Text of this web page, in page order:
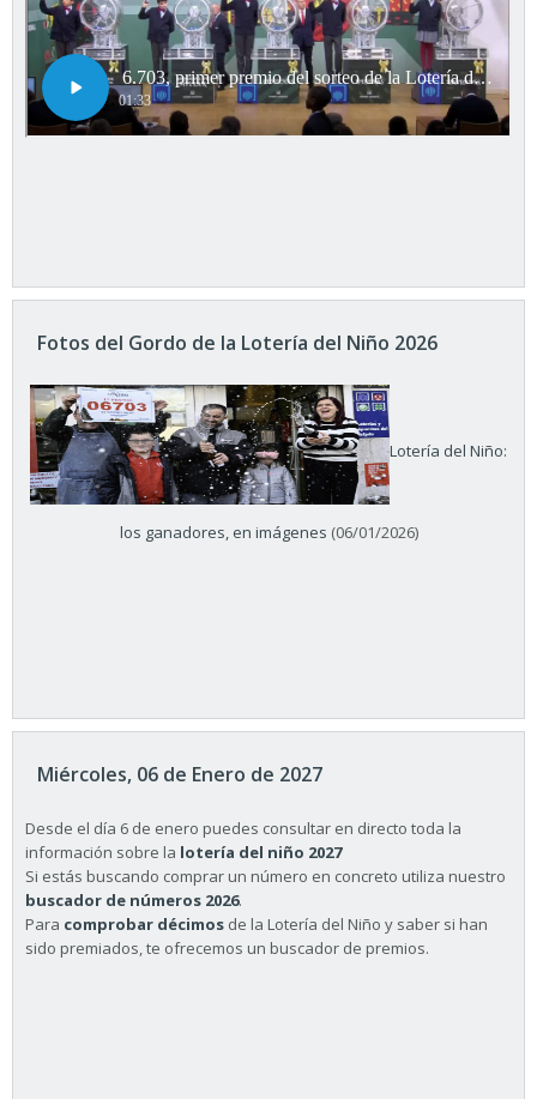
Fotos del Gordo de la Lotería del Niño 2026
Lotería del Niño:
los ganadores, en imágenes (06/01/2026)
Miércoles, 06 de Enero de 2027
Desde el día 6 de enero puedes consultar en directo toda la
información sobre la lotería del niño 2027
Si estás buscando comprar un número en concreto utiliza nuestro
buscador de números 2026.
Para comprobar décimos de la Lotería del Niño y saber si han
sido premiados, te ofrecemos un buscador de premios.